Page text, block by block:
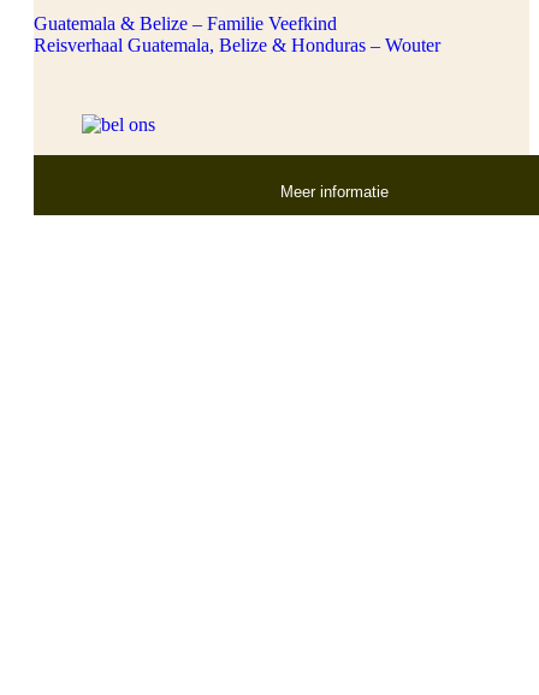
Guatemala & Belize – Familie Veefkind
Reisverhaal Guatemala, Belize & Honduras – Wouter
Meer informatie